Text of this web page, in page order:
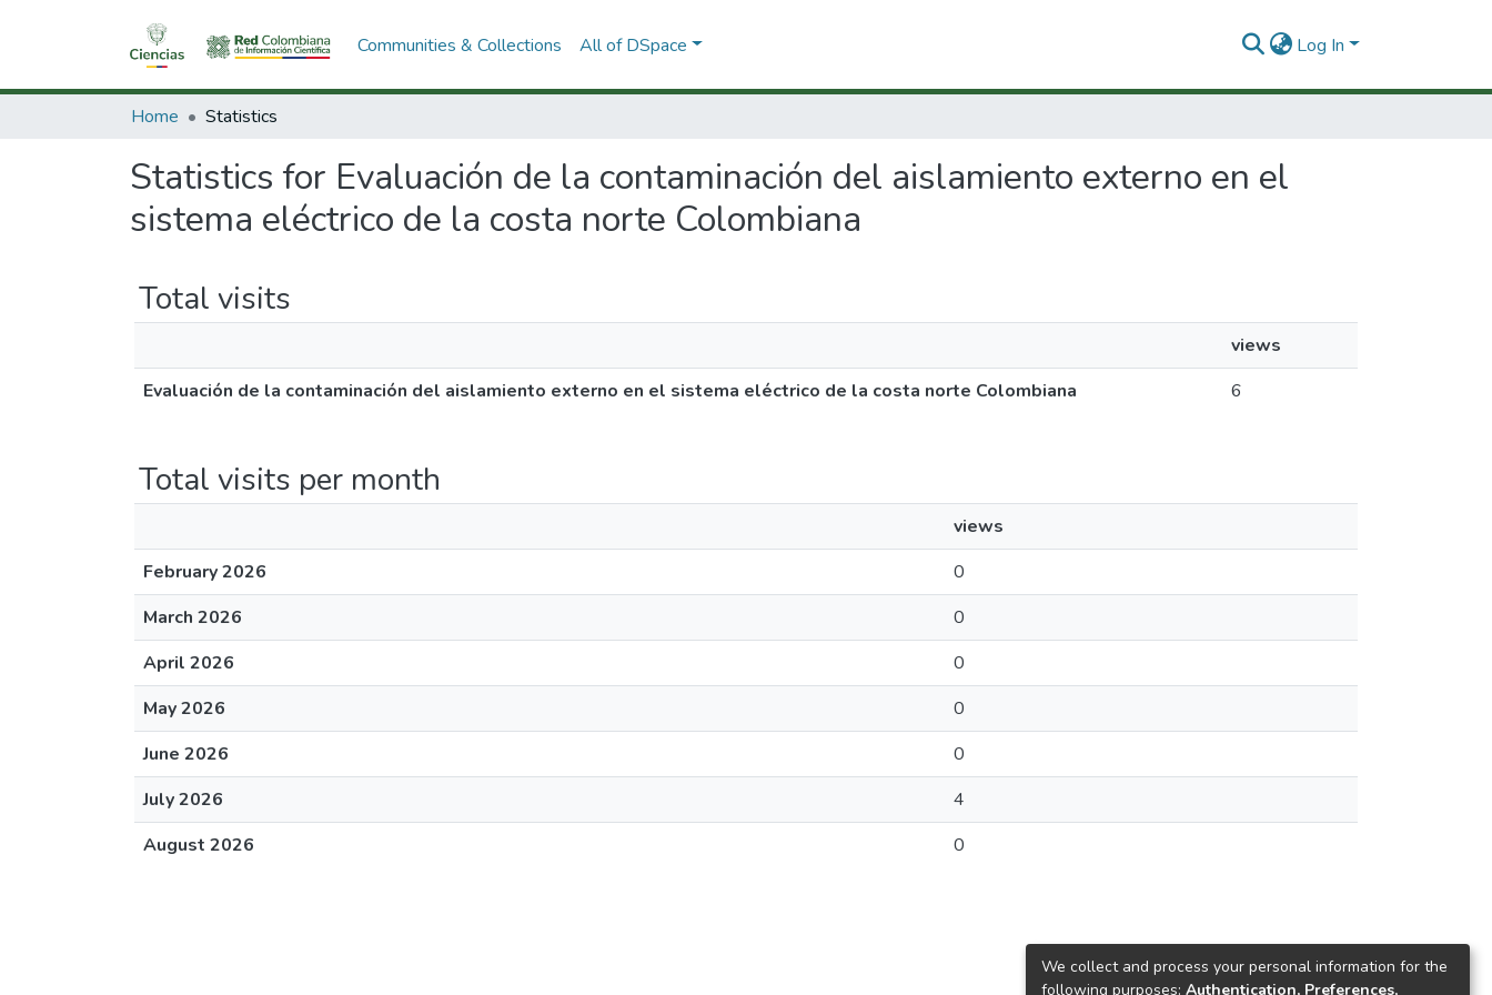
Communities & Collections All of DSpace Log In
Home Statistics
Statistics for Evaluación de la contaminación del aislamiento externo en el
sistema eléctrico de la costa norte Colombiana
Total visits
views
Evaluación de la contaminación del aislamiento externo en el sistema eléctrico de la costa norte Colombiana
6
Total visits per month
views
February 2026
0
March 2026
0
April 2026
0
May 2026
0
June 2026
0
July 2026
4
August 2026
0
We collect and process your personal information for the
following purposes: Authentication, Preferences,